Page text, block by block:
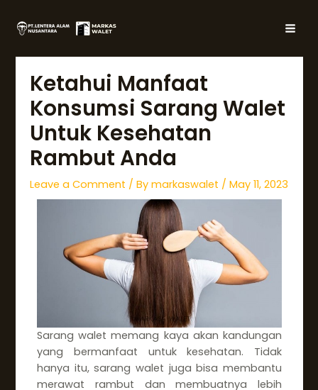
content
Ketahui Manfaat
Konsumsi Sarang Walet
Untuk Kesehatan
Rambut Anda
Leave a Comment / By markaswalet / May 11, 2023
Sarang walet memang kaya akan kandungan
yang bermanfaat untuk kesehatan. Tidak
hanya itu, sarang walet juga bisa membantu
merawat rambut dan membuatnya lebih
navigation